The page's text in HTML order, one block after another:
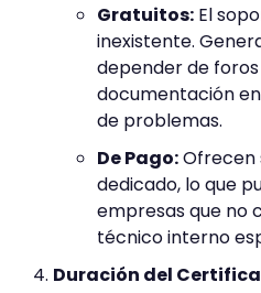
Gratuitos: El
inexistente.
depender de
documentación
de problemas.
De Pago:
dedicado, lo que
empresas que no
técnico interno
Duración del